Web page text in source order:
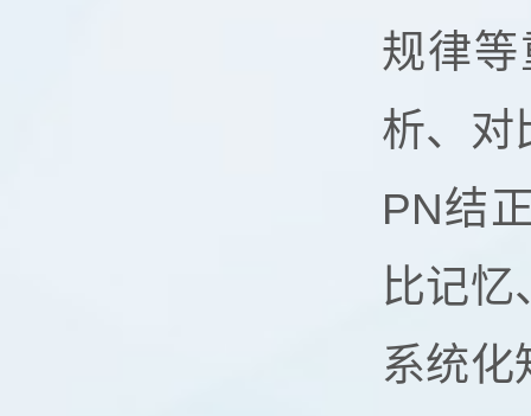
规律
析、对
PN结
比记忆
系统化